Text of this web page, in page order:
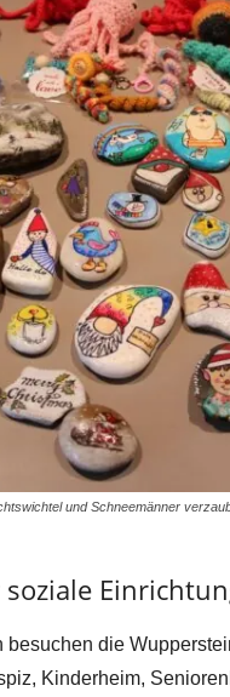
und Schneemänner
die
Kinderheim,